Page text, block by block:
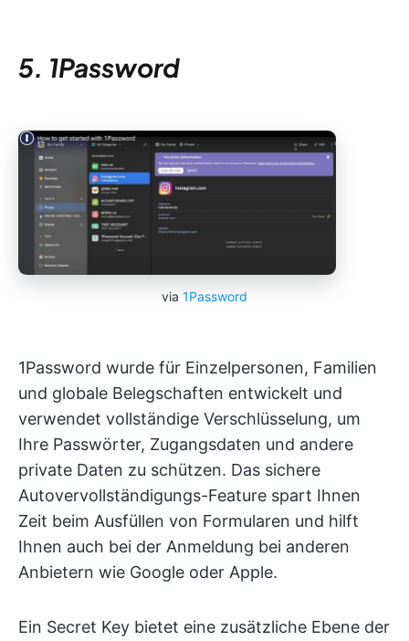
5. 1Password
via 1Password
1Password wurde für Einzelpersonen, Familien
und globale Belegschaften entwickelt und
verwendet vollständige Verschlüsselung, um
Ihre Passwörter, Zugangsdaten und andere
private Daten zu schützen. Das sichere
Autovervollständigungs-Feature spart Ihnen
Zeit beim Ausfüllen von Formularen und hilft
Ihnen auch bei der Anmeldung bei anderen
Anbietern wie Google oder Apple.
Ein Secret Key bietet eine zusätzliche Ebene der